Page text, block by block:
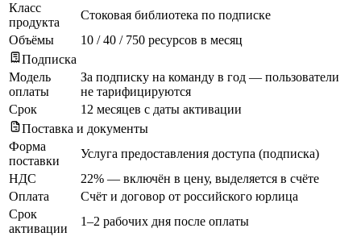
Класс
продукта
Стоковая библиотека по подписке
Объёмы
10 / 40 / 750 ресурсов в месяц
Подписка
Модель
оплаты
За подписку на команду в год — пользователи
не тарифицируются
Срок
12 месяцев с даты активации
Поставка и документы
Форма
поставки
Услуга предоставления доступа (подписка)
НДС
22% — включён в цену, выделяется в счёте
Оплата
Счёт и договор от российского юрлица
Срок
активации
1–2 рабочих дня после оплаты